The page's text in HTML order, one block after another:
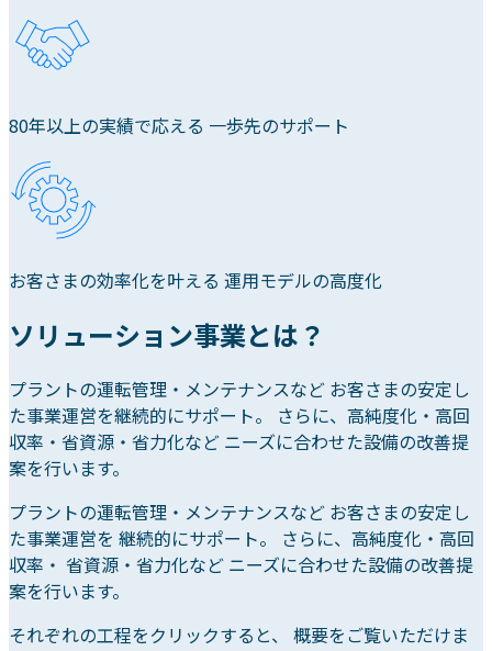
80年以上の実績で応える 一歩先のサポート
お客さまの効率化を叶える 運用モデルの高度化
ソリューション事業とは？
プラントの運転管理・メンテナンスなど お客さまの安定し
た事業運営を継続的にサポート。 さらに、高純度化・高回
収率・省資源・省力化など ニーズに合わせた設備の改善提
案を行います。
プラントの運転管理・メンテナンスなど お客さまの安定し
た事業運営を 継続的にサポート。 さらに、高純度化・高回
収率・ 省資源・省力化など ニーズに合わせた設備の改善提
案を行います。
それぞれの工程をクリックすると、 概要をご覧いただけま